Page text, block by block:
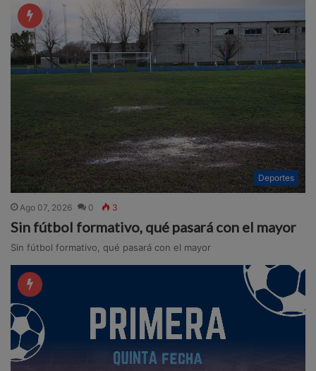
Deportes
Ago 07, 2026 0 3
Sin fútbol formativo, qué pasará con el mayor
Sin fútbol formativo, qué pasará con el mayor